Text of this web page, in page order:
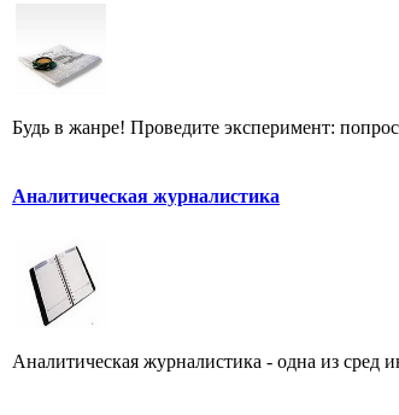
Будь в жанре! Проведите эксперимент:
Аналитическая журналистика
Аналитическая журналистика - одна из сред